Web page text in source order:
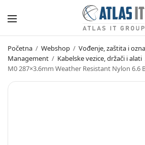
Početna / Webshop / Vođenje, zaštita i
Management / Kabelske vezice, držači i alati
M0 287×3.6mm Weather Resistant Nylon 6.6